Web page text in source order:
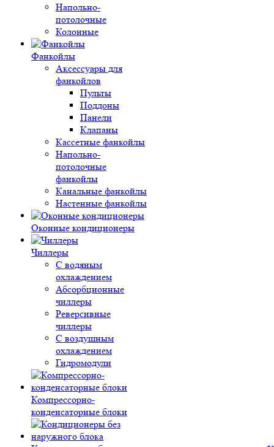
Напольно-
потолочные
Колонные
Фанкойлы
Аксессуары для
фанкойлов
Пульты
Поддоны
Панели
Клапаны
Кассетные фанкойлы
Напольно-
потолочные
фанкойлы
Канальные фанкойлы
Настенные фанкойлы
Оконные кондиционеры
Чиллеры
С водяным
охлаждением
Абсорбционные
чиллеры
Реверсивные
чиллеры
С воздушным
охлаждением
Гидромодули
Компрессорно-
конденсаторные блоки